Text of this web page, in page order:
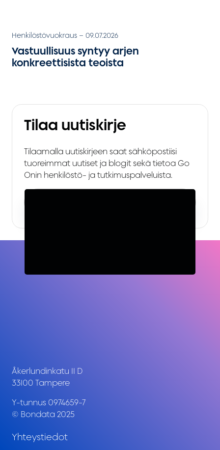
Vastuullisuus syntyy arjen
konkreettisista teoista
Henkilöstövuokraus – 09.07.2026
Tilaa uutiskirje
Tilaamalla uutiskirjeen saat sähköpostiisi
tuoreimmat uutiset ja blogit sekä tietoa Go
Onin henkilöstö- ja tutkimuspalveluista.
Sähköposti
Åkerlundinkatu 11 D
33100 Tampere
Y-tunnus 0974659-7
© Bondata 2025
Yhteystiedot